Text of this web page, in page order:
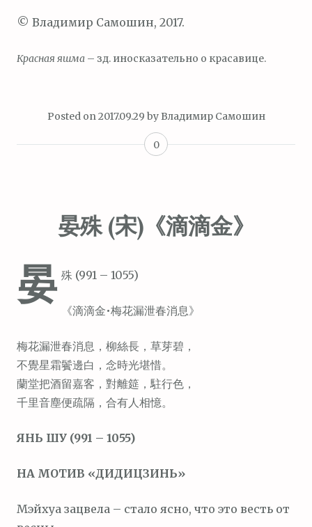
© Владимир Самошин, 2017.
Красная яшма – зд. иносказательно о красавице.
Posted on 2017.09.29 by Владимир Самошин
0
晏殊 (宋)《滴滴金》
晏 殊 (991 – 1055)
《滴滴金•梅花漏泄春消息》
梅花漏泄春消息，柳絲長，草芽碧，
不覺星霜鬢邊白，念時光堪惜。
蘭堂把酒留嘉客，對離筵，駐行色，
千里音塵便疏隔，合有人相憶。
ЯНЬ ШУ (991 – 1055)
НА МОТИВ «ДИДИЦЗИНЬ»
Мэйхуа зацвела – стало ясно, что это весть от